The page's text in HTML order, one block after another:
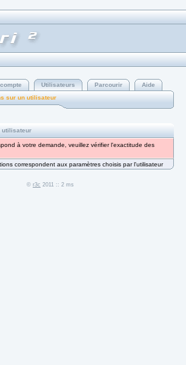
Utilisateurs Parcourir
Aide
sur un utilisateur
utilisateur
à votre demande, veuillez vérifier l'exactitude des
correspondent aux paramètres choisis par l'utilisateur
© r3c 2011 :: 2 ms